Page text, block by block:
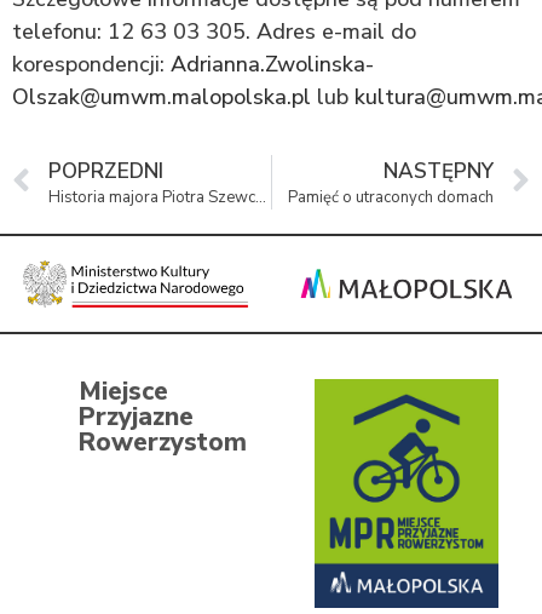
telefonu: 12 63 03 305. Adres e-mail do
korespondencji: Adrianna.Zwolinska-
Olszak@umwm.malopolska.pl lub
POPRZEDNI
Historia majora Piotra Szewczyka tematem spotkania w MPMZO
NASTĘPNY
Pamięć o utraconych domach
Miejsce
Przyjazne
Rowerzystom